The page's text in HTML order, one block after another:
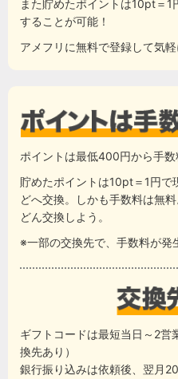
また貯めたポイントは10pt＝
することが可能！
アメフリに無料で登録して気
ポイントは最低400円から手数
貯めたポイントは10pt＝1円で
どへ交換。しかも手数料は無
どん交換しよう。
※一部の交換先で、手数料が発
ギフトコードは最短当日～2営
換先あり）
銀行振り込みは依頼後、翌月